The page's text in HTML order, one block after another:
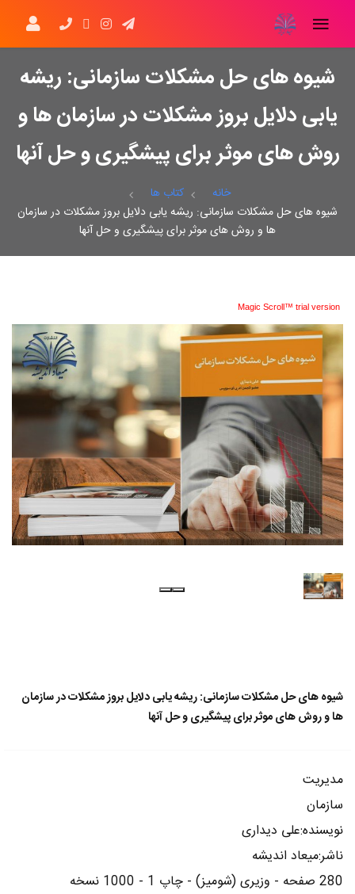
شیوه های حل مشکلات سازمانی: ریشه
یابی دلایل بروز مشکلات در سازمان ها و
روش های موثر برای پیشگیری و حل آنها
خانه
کتاب ها
شیوه های حل مشکلات سازمانی: ریشه یابی دلایل بروز مشکلات در سازمان
ها و روش های موثر برای پیشگیری و حل آنها
Magic Scroll™ trial version
شیوه های حل مشکلات سازمانی: ریشه یابی دلایل بروز مشکلات در سازمان
ها و روش های موثر برای پیشگیری و حل آنها
مدیریت
سازمان
نویسنده:علی دیداری
ناشر:میعاد اندیشه
280 صفحه - وزیری (شومیز) - چاپ 1 - 1000 نسخه